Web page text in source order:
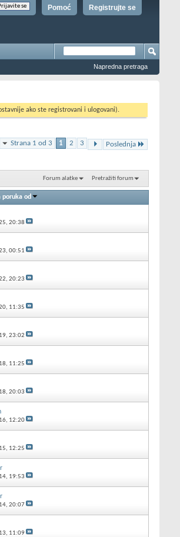
Registrujte se
Pomoć
Napredna pretraga
ako ste registrovani i ulogovani).
Strana 1 od 3 1 2 3 Poslednja
Forum alatke Pretražiti forum
poruka od
20:38
00:51
20:23
11:35
23:02
11:25
20:03
12:20
12:25
19:53
20:07
11:09